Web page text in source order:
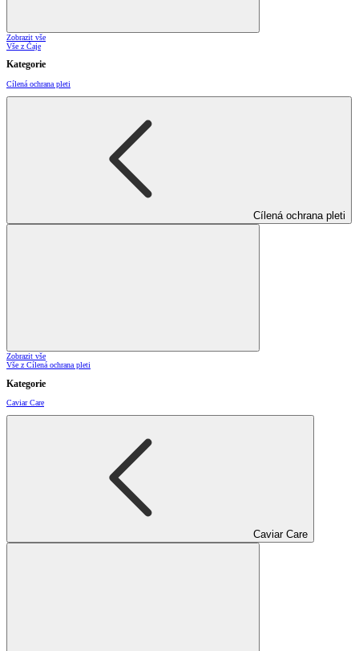
Zobrazit vše
Vše z Čaje
Kategorie
Cílená ochrana pleti
Cílená ochrana pleti
Zobrazit vše
Vše z Cílená ochrana pleti
Kategorie
Caviar Care
Caviar Care